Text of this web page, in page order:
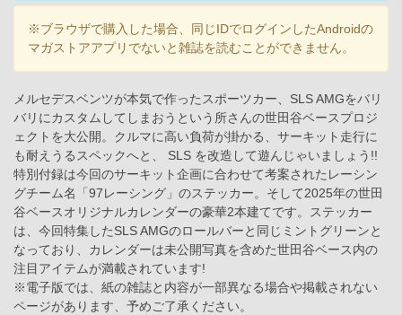
※ブラウザで購入した場合、同じIDでログインしたAndroidの
マガストアアプリでないと雑誌を読むことができません。
メルセデスベンツが本気で作ったスポーツカー、SLS AMGをバリ
バリにカスタムしてしまおうという所さんの世田谷ベースプロジ
ェクトを大公開。クルマに高い負荷が掛かる、サーキット走行に
も耐えうるスペックへと、 SLS を改造して遊んじゃいましょう!!
特別付録は今回のサーキット企画に合わせて考案されたレーシン
グチーム名「97レーシング」のステッカー。そして2025年の世田
谷ベースオリジナルカレンダーの豪華2本建てです。ステッカー
は、今回特集したSLS AMGのロールバーと同じミントグリーンと
なっており、カレンダーは未公開写真を含めた世田谷ベース内の
注目アイテムが満載されています!
※電子版では、紙の雑誌と内容が一部異なる場合や掲載されない
ページがあります、予めご了承ください。